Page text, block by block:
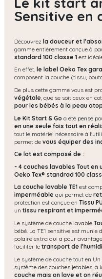
Sensitive en
Découvrez la douceur et
gamme entièrement conçue à
standard 100 classe 1 est
En effet, le label Oeko Tex
composent la couche (tissu,
De plus cette gamme vous est
végétale, que se soit ceux en
pour les bébés à la peau
Le Kit Start & Go a été pensé
en une seule fois tout en
tout le matériel nécessaire à
permet de vous équiper des
Ce lot est composé de :
- 4 couches lavables Tout en
Oeko Tex® standrad 100
La couche lavable TE1 est
imperméable qui permet de
protection est conçue en Tissu
un tissu respirant et
Le système de couche lavable
bébé. La TE1 sensitive est munie
polaire extra qui a pour
faciliter le transport de
Le système de couche tout en
système des couches jetables, à
couche mais on lave et on